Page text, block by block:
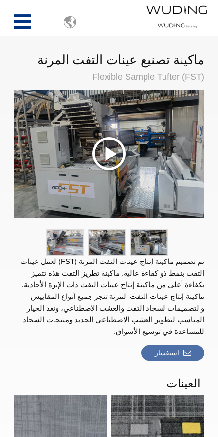

ماكينة تصنيع عينات التفت المرنة
Flexible Sample Tufter (FST)
تم تصميم ماكينة إنتاج عينات التفت المرنة (FST) لعمل عينات
التفت بنمط ذو كفاءة عالية. ماكينة تطريز التفت هذه تتميز
بكفاءة أعلى من ماكينة إنتاج عينات التفت ذات الإبرة الأحادية.
ماكينة إنتاج عينات التفت المرنة تنجز جميع أنواع المقاييس
والتصميمات لسجاد التفت والعشب الاصطناعي، وتعد الخيار
المناسب لتطوير العشب الاصطناعي الجديد ومنتجات السجاد
للمساعدة في توسيع الأسواق.
استفسار
العينات